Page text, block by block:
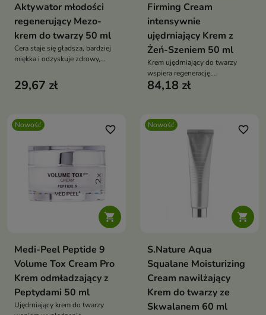
Aktywator młodości
regenerujący Mezo-
krem do twarzy 50 ml
Cera staje się gładsza, bardziej
miękka i odzyskuje zdrowy,
29,67 zł
Firming Cream
intensywnie
ujędrniający Krem z
Żeń-Szeniem 50 ml
Krem ujędrniający do twarzy
wspiera regenerację,
wygładzenie i poprawę napięcia
ginsenozydami, kompleksem
peptydów, fermentami i
niacynamidem nawilża,
rozświetla i wzmacnia barierę
84,18 zł
Nowość

favorite_border
Medi-Peel Peptide 9
Volume Tox Cream Pro
Krem odmładzający z
Peptydami 50 ml
Ujędrniający krem do twarzy
Nowość

favorite_border
S.Nature Aqua
Squalane Moisturizing
Cream nawilżający
Krem do twarzy ze
Skwalanem 60 ml